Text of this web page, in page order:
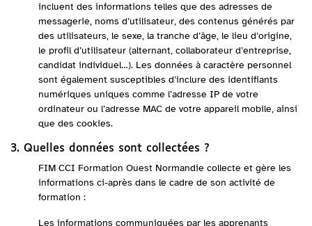
incluent des informations telles que des adresses de
messagerie, noms d’utilisateur, des contenus générés par
des utilisateurs, le sexe, la tranche d’âge, le lieu d’origine,
le profil d’utilisateur (alternant, collaborateur d’entreprise,
candidat individuel…). Les données à caractère personnel
sont également susceptibles d’inclure des identifiants
numériques uniques comme l’adresse IP de votre
ordinateur ou l’adresse MAC de votre appareil mobile, ainsi
que des cookies.
3. Quelles données sont collectées ?
FIM CCI Formation Ouest Normandie collecte et gère les
informations ci-après dans le cadre de son activité de
formation :
Les informations communiquées par les apprenants